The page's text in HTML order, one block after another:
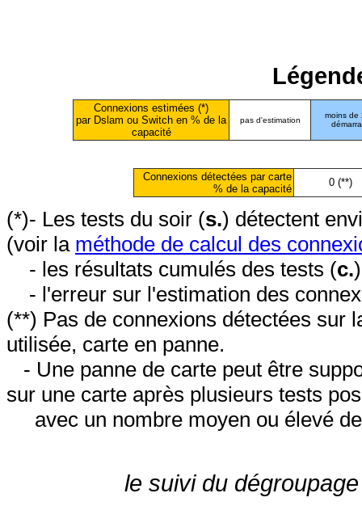
Connexions estimées (*)
par Dslam ou Switch en % de la
capacité
pas d'estimation
moins de
Connexions détectées par carte
% de la capacité
0 (**)
(*)- Les tests du soir (s.) détectent
(voir la méthode de calcul des
- les résultats cumulés des tests (c.
- l'erreur sur l'estimation des
(**) Pas de connexions détectées sur
utilisée, carte en panne.
- Une panne de carte peut être
sur une carte après plusieurs tests
avec un nombre moyen ou élevé
le suivi du